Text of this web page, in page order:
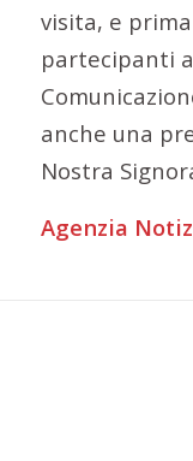
visita, e
partecipanti
anche una
Nostra
Agenzia